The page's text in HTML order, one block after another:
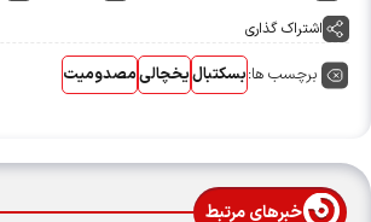
اشتراک گذاری
برچسب ها:بسکتبالیخچالیمصدومیت
خبرهای مرتبط